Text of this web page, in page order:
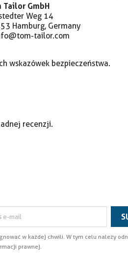
Tailor GmbH
Weg 14
Hamburg, Germany
tailor.com
wskazówek bezpieczeństwa.
recenzji.
w każdej chwili. W tym celu należy
prawnej.